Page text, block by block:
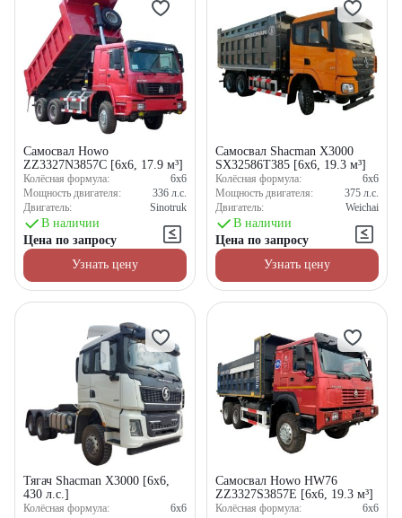
Самосвал Howo
ZZ3327N3857C [6x6, 17.9 м³]
Колёсная формула:
6x6
Мощность двигателя:
336 л.с.
Двигатель:
Sinotruk
В наличии
Цена по запросу
Узнать цену
Самосвал Shacman X3000
SX32586T385 [6x6, 19.3 м³]
Колёсная формула:
6x6
Мощность двигателя:
375 л.с.
Двигатель:
Weichai
В наличии
Цена по запросу
Узнать цену
Тягач Shacman X3000 [6x6,
430 л.с.]
Колёсная формула:
6x6
Самосвал Howo HW76
ZZ3327S3857E [6x6, 19.3 м³]
Колёсная формула:
6x6